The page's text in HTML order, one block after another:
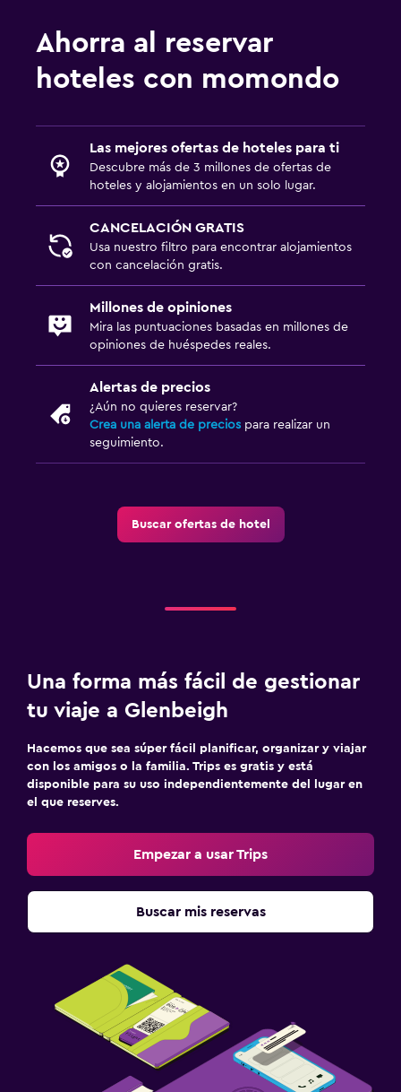
Ahorra al reservar
hoteles con momondo
Las mejores ofertas de hoteles para ti
Descubre más de 3 millones de ofertas de
hoteles y alojamientos en un solo lugar.
CANCELACIÓN GRATIS
Usa nuestro filtro para encontrar alojamientos
con cancelación gratis.
Millones de opiniones
Mira las puntuaciones basadas en millones de
opiniones de huéspedes reales.
Alertas de precios
¿Aún no quieres reservar?
Crea una alerta de precios para realizar un
seguimiento.
Buscar ofertas de hotel
Una forma más fácil de gestionar
tu viaje a Glenbeigh
Hacemos que sea súper fácil planificar, organizar y viajar
con los amigos o la familia. Trips es gratis y está
disponible para su uso independientemente del lugar en
el que reserves.
Empezar a usar Trips
Buscar mis reservas